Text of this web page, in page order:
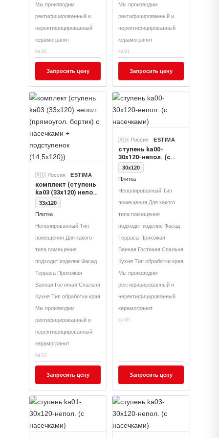
Мы производим
ректифицированный и
неректифицированный
керамогранит
ka00
Запросить цену
Мы производим
ректифицированный и
неректифицированный
керамогранит
ka01
Запросить цену
🇷🇺 Россия ESTIMA
комплект (ступень
ka03 (33x120) непол.
(прямоугол.
бортик) с
насечками +
подступенок
33x120
Плитка
Неполированный Тип
помещения Для какого
типа помещения
подходит изделие Фасад
Терраса Прихожая
Ванная Гостиная Спальня
Кухня Тип обработки края
Мы производим
ректифицированный и
неректифицированный
керамогранит
ka03
Запросить цену
🇷🇺 Россия ESTIMA
ступень ka00-
30x120-непол. (с
насечками)
30x120
Плитка
Неполированный Тип
помещения Для какого
типа помещения
подходит изделие Фасад
Терраса Прихожая
Ванная Гостиная Спальня
Кухня Тип обработки края
Мы производим
ректифицированный и
неректифицированный
керамогранит
ka00
Запросить цену